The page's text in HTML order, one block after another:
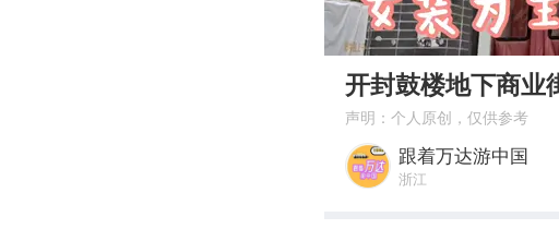
00:00
开封鼓楼地下商业
声明：个人原创，仅供参考
跟着万达游中国
浙江